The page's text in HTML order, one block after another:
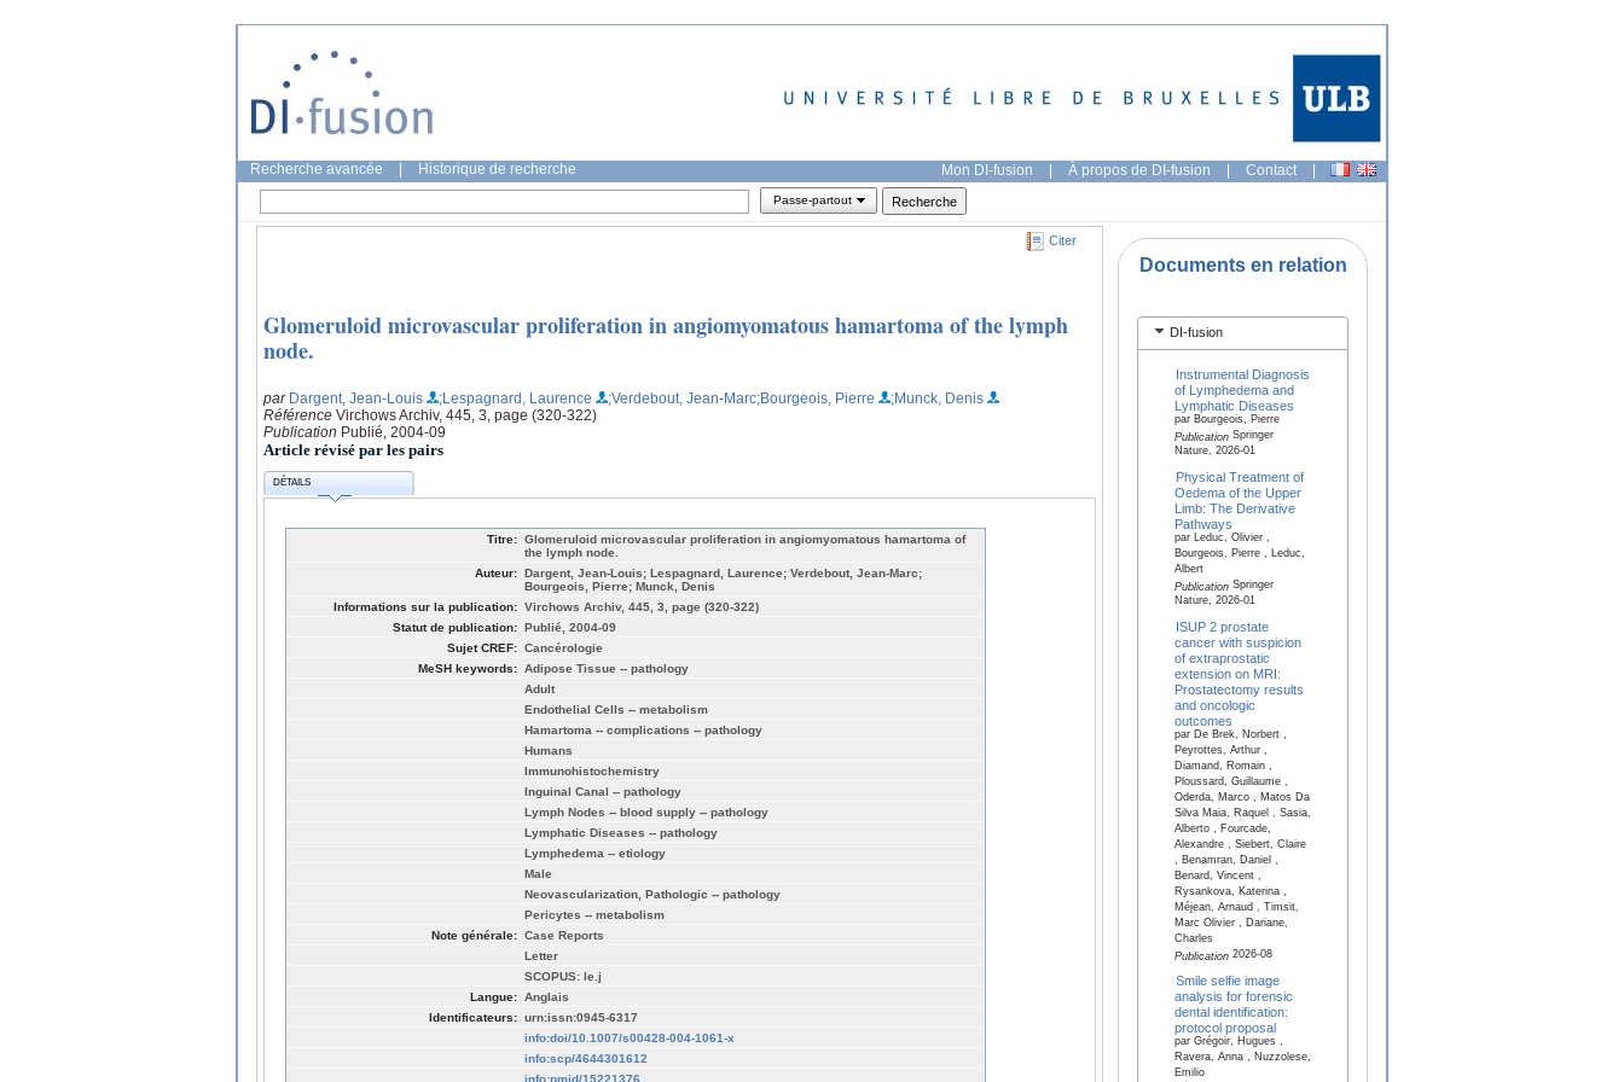
Recherche avancée Historique de recherche Mon DI-fusion | À propos de DI-fusion | Contact |
Passe-partout
Citer
Glomeruloid microvascular proliferation in angiomyomatous hamartoma of the lymph
node.
par Dargent, Jean-Louis ;Lespagnard, Laurence ;Verdebout, Jean-Marc;Bourgeois, Pierre
;Munck, Denis
Référence Virchows Archiv, 445, 3, page (320-322)
Publication Publié, 2004-09
Article révisé par les pairs
DÉTAILS
Titre: Glomeruloid microvascular proliferation in angiomyomatous hamartoma of
the lymph node.
Auteur: Dargent, Jean-Louis; Lespagnard, Laurence; Verdebout, Jean-Marc;
Bourgeois, Pierre; Munck, Denis
Informations sur la publication: Virchows Archiv, 445, 3, page (320-322)
Statut de publication: Publié, 2004-09
Sujet CREF: Cancérologie
MeSH keywords: Adipose Tissue -- pathology
Adult
Endothelial Cells -- metabolism
Hamartoma -- complications -- pathology
Humans
Immunohistochemistry
Inguinal Canal -- pathology
Lymph Nodes -- blood supply -- pathology
Lymphatic Diseases -- pathology
Lymphedema -- etiology
Male
Neovascularization, Pathologic -- pathology
Pericytes -- metabolism
Note générale: Case Reports
Letter
SCOPUS: le.j
Langue: Anglais
Identificateurs: urn:issn:0945-6317
info:doi/10.1007/s00428-004-1061-x
info:scp/4644301612
info:pmid/15221376
Documents en relation
DI-fusion
Instrumental Diagnosis
of Lymphedema and
Lymphatic Diseases
par Bourgeois, Pierre
PublicationSpringer
Nature, 2026-01
Physical Treatment of
Oedema of the Upper
Limb: The Derivative
Pathways
par Leduc, Olivier ,
Bourgeois, Pierre , Leduc,
Albert
PublicationSpringer
Nature, 2026-01
ISUP 2 prostate
cancer with suspicion
of extraprostatic
extension on MRI:
Prostatectomy results
and oncologic
outcomes
par De Brek, Norbert ,
Peyrottes, Arthur ,
Diamand, Romain ,
Ploussard, Guillaume ,
Oderda, Marco , Matos Da
Silva Maia, Raquel , Sasia,
Alberto , Fourcade,
Alexandre , Siebert, Claire
, Benamran, Daniel ,
Benard, Vincent ,
Rysankova, Katerina ,
Méjean, Arnaud , Timsit,
Marc Olivier , Dariane,
Charles
Publication2026-08
Smile selfie image
analysis for forensic
dental identification:
protocol proposal
par Grégoir, Hugues ,
Ravera, Anna , Nuzzolese,
Emilio